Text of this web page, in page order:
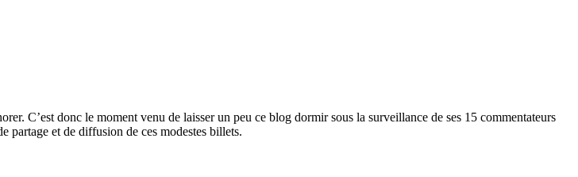
C’est donc le moment venu de laisser un peu ce blog dormir sous la surveillance de ses 15 commentateurs
partage et de diffusion de ces modestes billets.